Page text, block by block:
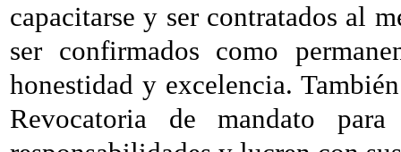
capacitarse y ser contratados al
ser confirmados como
honestidad y excelencia.
Revocatoria de mandato